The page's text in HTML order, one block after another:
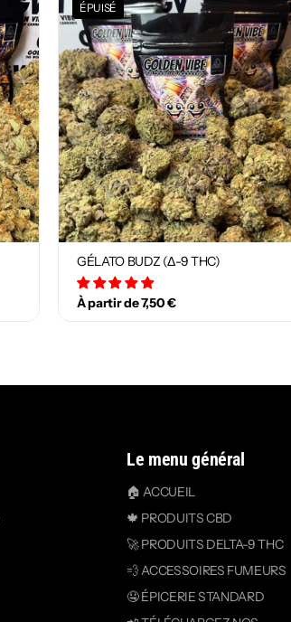
ÉPUISÉ
GÉLATO BUDZ (Δ-9 THC)
À partir de 7,50 €
Le menu général
🏠 ACCUEIL
🍁 PRODUITS CBD
🚀 PRODUITS DELTA-9 THC
💨 ACCESSOIRES FUMEURS
🤤 ÉPICERIE STANDARD